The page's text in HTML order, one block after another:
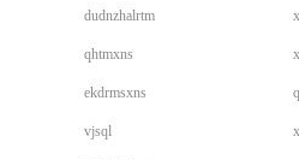
dudnzhalrtm
qhtmxns
ekdrmsxns
vjsql